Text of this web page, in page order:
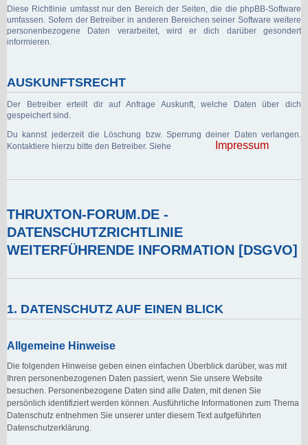
Diese Richtlinie umfasst nur den Bereich der Seiten, die die phpBB-Software
umfassen. Sofern der Betreiber in anderen Bereichen seiner Software weitere
personenbezogene Daten verarbeitet, wird er dich darüber gesondert
informieren.
AUSKUNFTSRECHT
Der Betreiber erteilt dir auf Anfrage Auskunft, welche Daten über dich
gespeichert sind.
Du kannst jederzeit die Löschung bzw. Sperrung deiner Daten verlangen.
Kontaktiere hierzu bitte den Betreiber. Siehe
Impressum
THRUXTON-FORUM.DE -
DATENSCHUTZRICHTLINIE
WEITERFÜHRENDE INFORMATION [DSGVO]
1. DATENSCHUTZ AUF EINEN BLICK
Allgemeine Hinweise
Die folgenden Hinweise geben einen einfachen Überblick darüber, was mit
Ihren personenbezogenen Daten passiert, wenn Sie unsere Website
besuchen. Personenbezogene Daten sind alle Daten, mit denen Sie
persönlich identifiziert werden können. Ausführliche Informationen zum Thema
Datenschutz entnehmen Sie unserer unter diesem Text aufgeführten
Datenschutzerklärung.